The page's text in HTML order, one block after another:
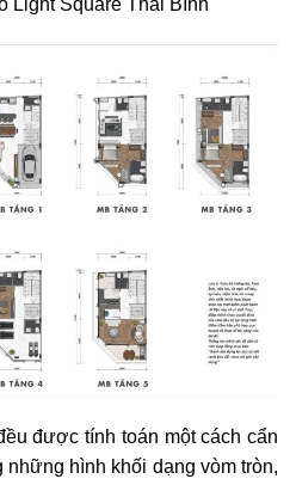
Light Square Thái Bình
được tính toán một cách cẩn
hình khối dạng vòm tròn,